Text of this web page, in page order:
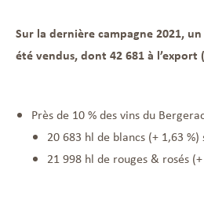
Sur la dernière campagne 2021,
été vendus, dont 42 681 à l’export
Près de 10 % des vins du
20 683 hl de blancs (+ 1,63 %)
21 998 hl de rouges & rosés